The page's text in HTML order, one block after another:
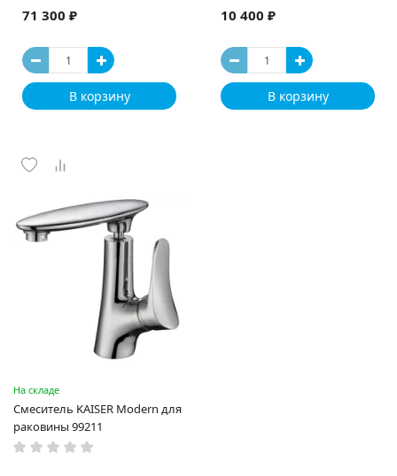
71 300 ₽
В корзину
10 400 ₽
В корзину
На складе
Смеситель KAISER Modern для
раковины 99211